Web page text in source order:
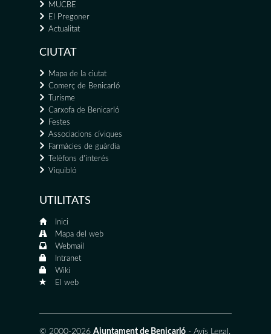
MUCBE
El Pregoner
Actualitat
CIUTAT
Mapa de la ciutat
Comerç de Benicarló
Turisme
Carxofa de Benicarló
Festes
Associacions cíviques
Farmàcies de guàrdia
Telèfons d'interés
Viquibló
UTILITATS
Inici
Mapa del web
Webmail
Intranet
Wiki
El web
© 2000-2026 Ajuntament de Benicarló - Avís Legal ,